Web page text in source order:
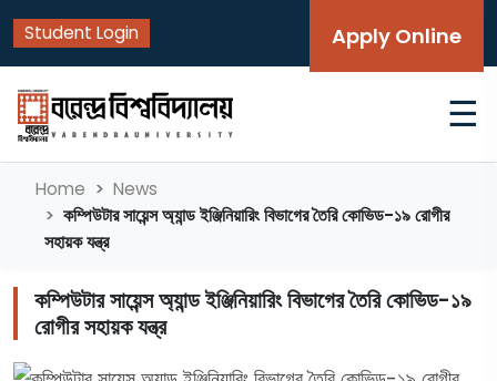
Student Login Apply Online
☰
Home News
কম্পিউটার সায়েন্স অ্যান্ড ইঞ্জিনিয়ারিং বিভাগের তৈরি কোভিড-১৯ রোগীর
সহায়ক যন্ত্র
কম্পিউটার সায়েন্স অ্যান্ড ইঞ্জিনিয়ারিং বিভাগের তৈরি কোভিড-১৯
রোগীর সহায়ক যন্ত্র